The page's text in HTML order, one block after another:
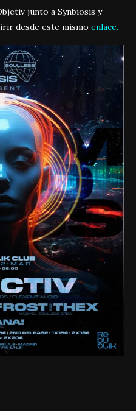
junto a Synbiosis y
desde este mismo enlace.